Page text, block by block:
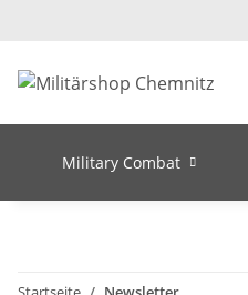
Military Combat